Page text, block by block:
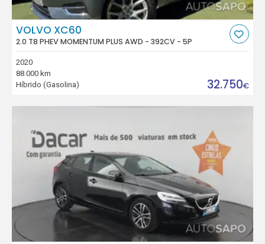
VOLVO XC60
2.0 T8 PHEV MOMENTUM PLUS AWD - 392CV - 5P
2020
88.000 km
Híbrido (Gasolina)
32.750€